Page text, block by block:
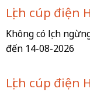
Lịch cúp điện
Không có lịch
đến 14-08-2026
Lịch cúp điện